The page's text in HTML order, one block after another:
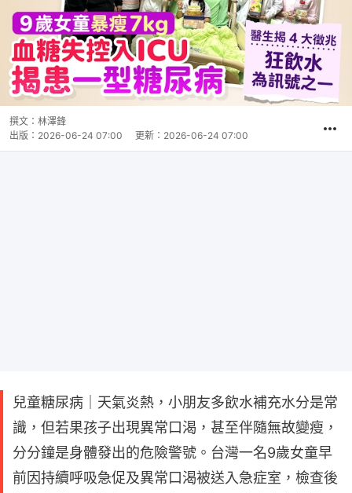
撰文： 林澤鋒
出版： 2026-06-24 07:00 更新： 2026-06-24 07:00
兒童糖尿病｜天氣炎熱，小朋友多飲水補充水分是常
識，但若果孩子出現異常口渴，甚至伴隨無故變瘦，
分分鐘是身體發出的危險警號。台灣一名9歲女童早
前因持續呼吸急促及異常口渴被送入急症室，檢查後